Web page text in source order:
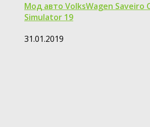
Мод авто VolksWagen Saveiro
Simulator 19
31.01.2019